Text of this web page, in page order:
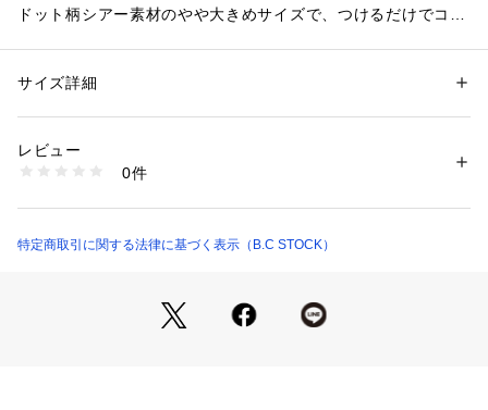
ドット柄シアー素材のやや大きめサイズで、つけるだけでコー
※こちらの商品は、B.C STOCKでの取り扱いになります。 直
接店舗へお問い合わせの際はB.C STOCK店舗へお願い致しま
ります。またパソコン・スマートフォンなどの環境により、若
性別：レディース
セサリー
生産国：中国
1099200041748
サイズ詳細
レビュー
0件
特定商取引に関する法律に基づく表示（B.C STOCK）